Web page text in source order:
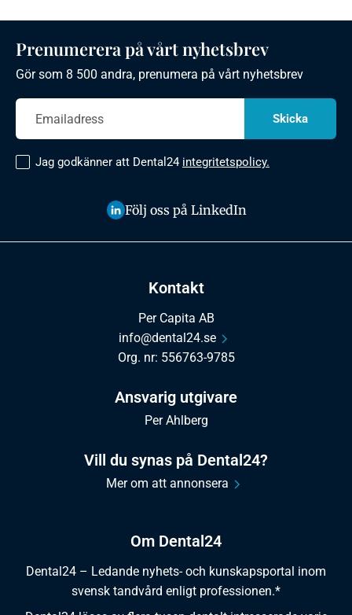
Om Dental24
Dental24 – Ledande nyhets- och kunskapsportal inom
svensk tandvård enligt professionen.*
Kontakt
Per Capita AB
info@dental24.se
Org. nr: 556763-9785
Ansvarig utgivare
Per Ahlberg
Vill du synas på Dental24?
Mer om att annonsera
Prenumerera på vårt nyhetsbrev
Gör som 8 500 andra, prenumera på vårt nyhetsbrev
Jag godkänner att Dental24 integritetspolicy.
Följ oss på LinkedIn